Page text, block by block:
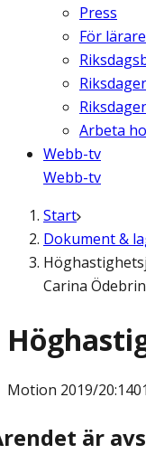
Press
För lärare
Arbeta
Webb-tv
Webb-tv
Start
Dokument &
Carina
Motion 2019/
är